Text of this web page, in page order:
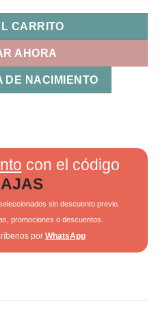
CARRITO
AHORA
DE NACIMIENTO
con el código
sin descuento previo.
promociones o descuentos.
por WhatsApp